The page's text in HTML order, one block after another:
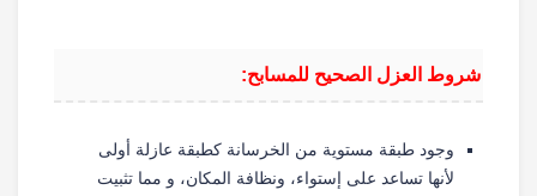
شروط العزل الصحيح للمسابح:
وجود طبقة مستوية من الخرسانة كطبقة عازلة أولى
لأنها تساعد على إستواء، ونظافة المكان، و مما تثبيت